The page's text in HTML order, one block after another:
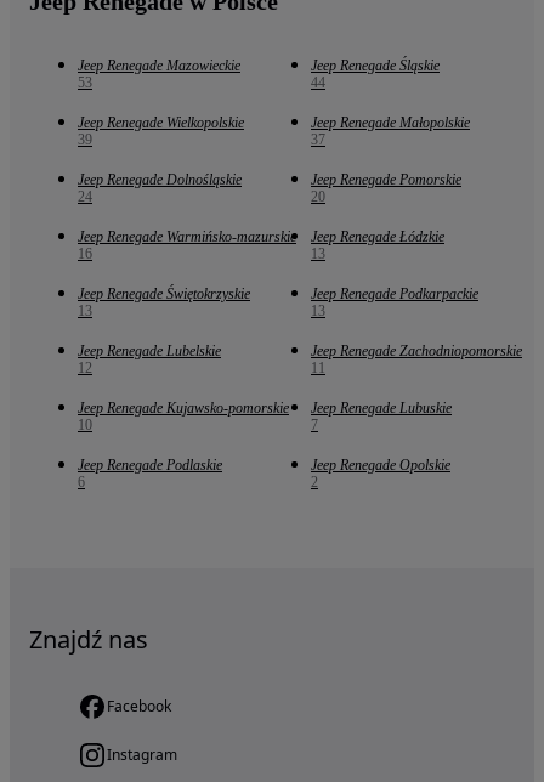
Jeep Renegade Mazowieckie
53
Jeep Renegade Śląskie
44
Jeep Renegade Wielkopolskie
39
Jeep Renegade Małopolskie
37
Jeep Renegade Dolnośląskie
24
Jeep Renegade Pomorskie
20
Jeep Renegade Warmińsko-mazurskie
16
Jeep Renegade Łódzkie
13
Jeep Renegade Świętokrzyskie
13
Jeep Renegade Podkarpackie
13
Jeep Renegade Lubelskie
12
Jeep Renegade Zachodniopomorskie
11
Jeep Renegade Kujawsko-pomorskie
10
Jeep Renegade Lubuskie
7
Jeep Renegade Podlaskie
6
Jeep Renegade Opolskie
2
Znajdź nas
Facebook
Instagram